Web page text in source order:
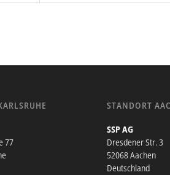
77
STANDORT
SSP AG
Dresdener Str. 3
52068 Aachen
Deutschland